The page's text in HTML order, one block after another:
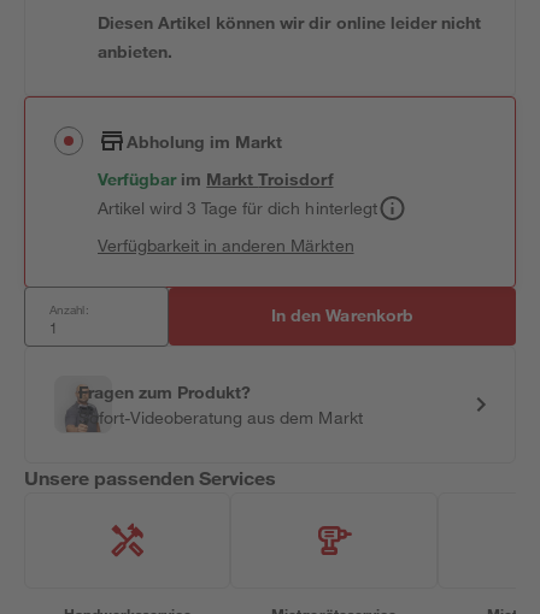
Diesen Artikel können wir dir online leider nicht
anbieten.
Abholung im Markt
Verfügbar im MarktTroisdorf
Artikel wird 3 Tage für dich hinterlegt
Verfügbarkeit in anderen Märkten
Anzahl: In den Warenkorb
Fragen zum Produkt?
Sofort-Videoberatung aus dem Markt
Unsere passenden Services